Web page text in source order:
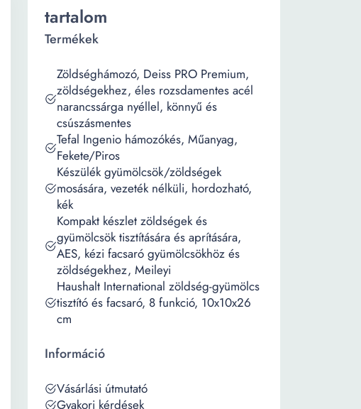
tartalom
Termékek
Zöldséghámozó, Deiss PRO Premium,
zöldségekhez, éles rozsdamentes acél
narancssárga nyéllel, könnyű és
csúszásmentes
Tefal Ingenio hámozókés, Műanyag,
Fekete/Piros
Készülék gyümölcsök/zöldségek
mosására, vezeték nélküli, hordozható,
kék
Kompakt készlet zöldségek és
gyümölcsök tisztítására és aprítására,
AES, kézi facsaró gyümölcsökhöz és
zöldségekhez, Meileyi
Haushalt International zöldség-gyümölcs
tisztító és facsaró, 8 funkció, 10x10x26
cm
Információ
Vásárlási útmutató
Gyakori kérdések